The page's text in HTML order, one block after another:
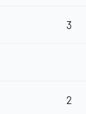
3
2